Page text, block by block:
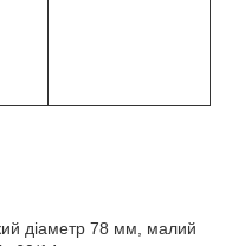
діаметр 78 мм, малий